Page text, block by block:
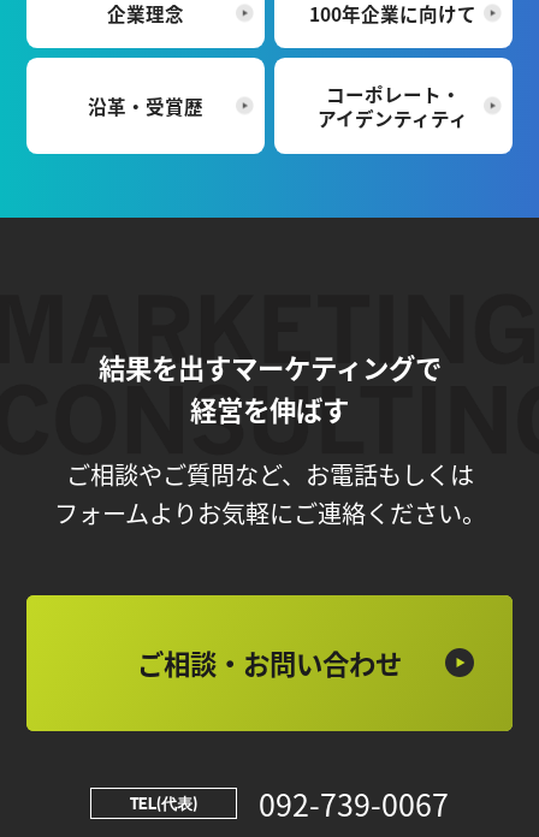
企業理念 100年企業に向けて
沿革・受賞歴
コーポレート・
アイデンティティ
結果を出すマーケティングで
経営を伸ばす
ご相談やご質問など、お電話もしくは
フォームよりお気軽にご連絡ください。
ご相談・お問い合わせ
TEL(代表) 092-739-0067